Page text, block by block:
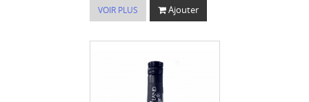
VOIR PLUS Ajouter